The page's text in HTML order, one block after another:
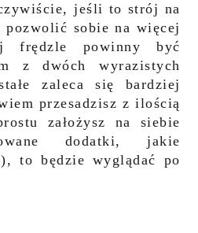
jeśli to strój na
pozwolić sobie na więcej
frędzle powinny być
z dwóch wyrazistych
zaleca się bardziej
przesadzisz z ilością
założysz na siebie
dodatki, jakie
to będzie wyglądać po